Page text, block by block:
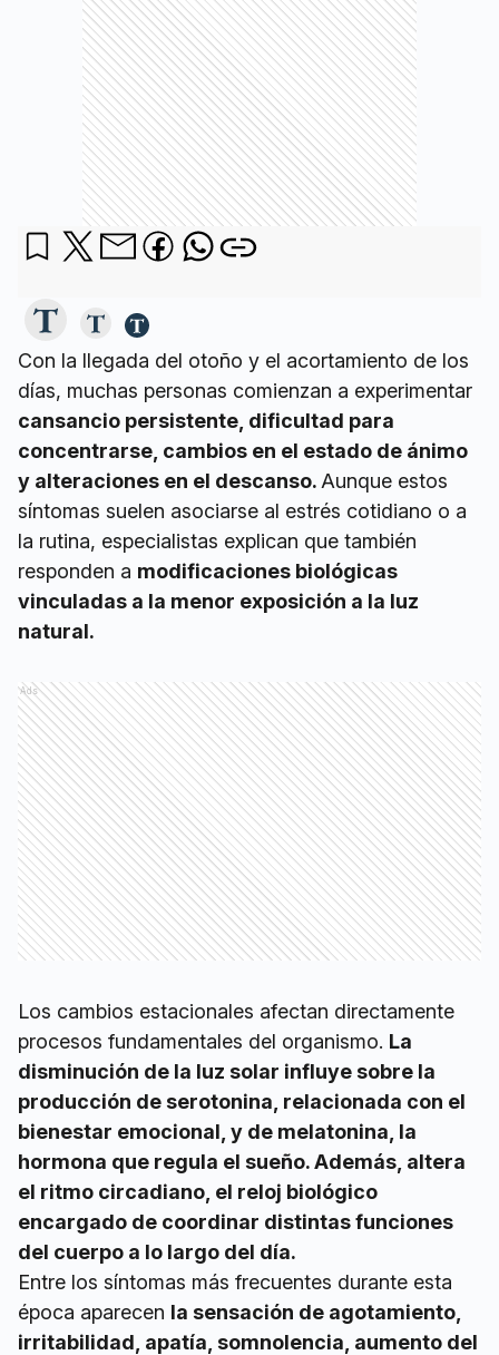
Con la llegada del otoño y el acortamiento de los
días, muchas personas comienzan a experimentar
cansancio persistente, dificultad para
concentrarse, cambios en el estado de ánimo
y alteraciones en el descanso. Aunque estos
síntomas suelen asociarse al estrés cotidiano o a
la rutina, especialistas explican que también
responden a modificaciones biológicas
vinculadas a la menor exposición a la luz
natural.
Ads
Los cambios estacionales afectan directamente
procesos fundamentales del organismo. La
disminución de la luz solar influye sobre la
producción de serotonina, relacionada con el
bienestar emocional, y de melatonina, la
hormona que regula el sueño. Además, altera
el ritmo circadiano, el reloj biológico
encargado de coordinar distintas funciones
del cuerpo a lo largo del día.
Entre los síntomas más frecuentes durante esta
época aparecen la sensación de agotamiento,
irritabilidad, apatía, somnolencia, aumento del